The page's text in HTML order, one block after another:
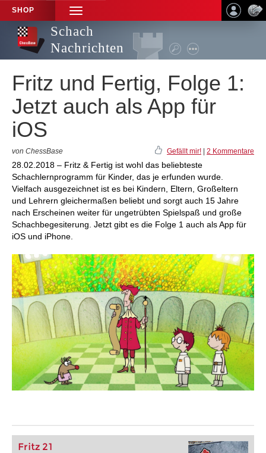
SHOP
TOGGLE
NAVIGATION
Schach
Nachrichten
Fritz und Fertig, Folge 1:
Jetzt auch als App für
iOS
von ChessBase Gefällt mir! 2 Kommentare
28.02.2018 – Fritz & Fertig ist wohl das beliebteste
Schachlernprogramm für Kinder, das je erfunden wurde.
Vielfach ausgezeichnet ist es bei Kindern, Eltern, Großeltern
und Lehrern gleichermaßen beliebt und sorgt auch 15 Jahre
nach Erscheinen weiter für ungetrübten Spielspaß und große
Schachbegesiterung. Jetzt gibt es die Folge 1 auch als App für
iOS und iPhone.
Fritz 21